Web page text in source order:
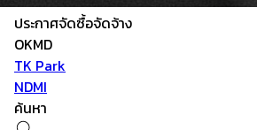
ประกาศจัดซื้อจัดจ้าง
OKMD
TK Park
NDMI
ค้นหา